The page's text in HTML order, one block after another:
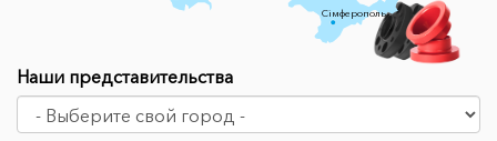
Сімферополь
Наши представительства